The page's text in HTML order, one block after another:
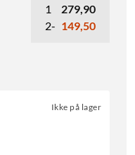
1
279,90
2- 149,50
Ikke på lager